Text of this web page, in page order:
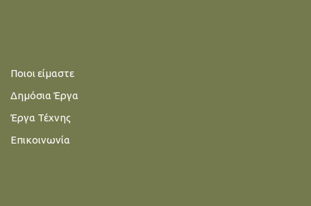
Ποιοι είμαστε
Δημόσια Έργα
Έργα Τέχνης
Επικοινωνία